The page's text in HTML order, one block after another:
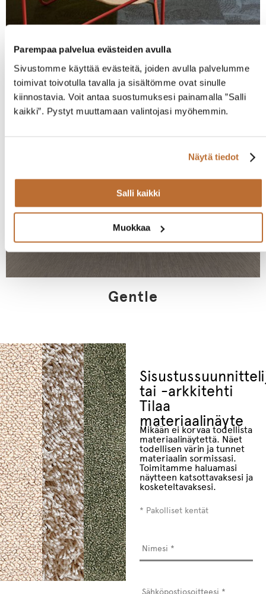
Parempaa palvelua evästeiden avulla
Sivustomme käyttää evästeitä, joiden avulla palvelumme
toimivat toivotulla tavalla ja sisältömme ovat sinulle
kiinnostavia. Voit antaa suostumuksesi painamalla ”Salli
kaikki”. Pystyt muuttamaan valintojasi myöhemmin.
Näytä tiedot
Salli kaikki
Muokkaa
Bold
Gentle
tai -arkkitehti
Tilaa
materiaalinäyte
Mikään ei korvaa todellista
materiaalinäytettä. Näet
todellisen värin ja tunnet
materiaalin sormissasi.
Toimitamme haluamasi
näytteen katsottavaksesi ja
kosketeltavaksesi.
* Pakolliset kentät